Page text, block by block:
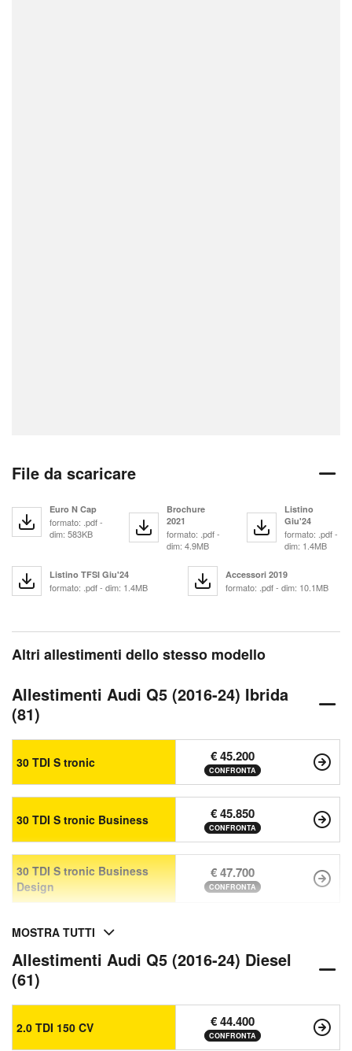
File da scaricare
Euro N Cap
formato: .pdf -
dim: 583KB
Brochure
2021
formato: .pdf -
dim: 4.9MB
Listino
Giu'24
formato: .pdf -
dim: 1.4MB
Listino TFSI Giu'24
formato: .pdf - dim: 1.4MB
Accessori 2019
formato: .pdf - dim: 10.1MB
Altri allestimenti dello stesso modello
Allestimenti Audi Q5 (2016-24) Ibrida
(81)
30 TDI S tronic € 45.200
CONFRONTA
30 TDI S tronic Business € 45.850
CONFRONTA
30 TDI S tronic Business
Design
€ 47.700
CONFRONTA
MOSTRA TUTTI
Allestimenti Audi Q5 (2016-24) Diesel
(61)
2.0 TDI 150 CV € 44.400
CONFRONTA